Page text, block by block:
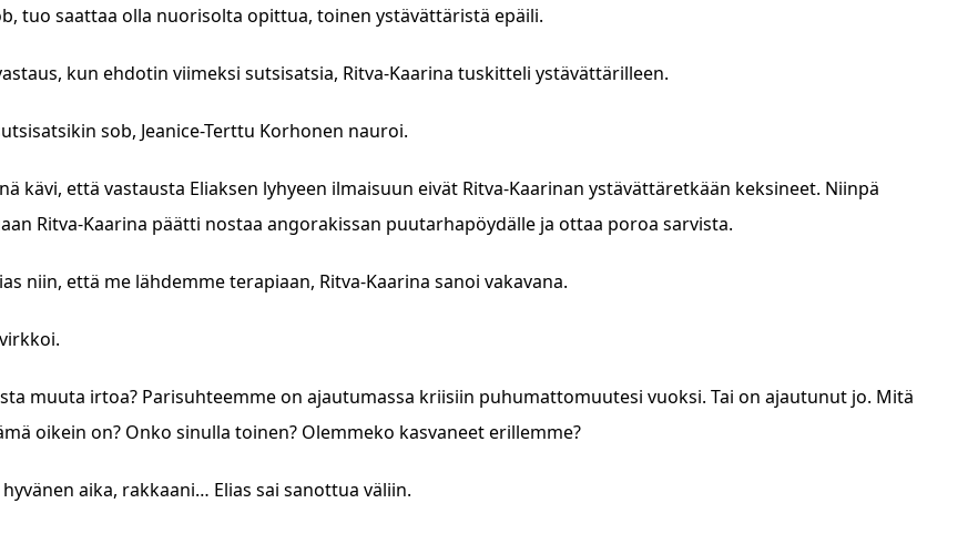
tuo saattaa olla nuorisolta opittua, toinen ystävättäristä epäili.
kun ehdotin viimeksi sutsisatsia, Ritva-Kaarina tuskitteli ystävättärilleen.
sob, Jeanice-Terttu Korhonen nauroi.
kävi, että vastausta Eliaksen lyhyeen ilmaisuun eivät Ritva-Kaarinan ystävättäretkään keksineet. Niinpä
Ritva-Kaarina päätti nostaa angorakissan puutarhapöydälle ja ottaa poroa sarvista.
niin, että me lähdemme terapiaan, Ritva-Kaarina sanoi vakavana.
muuta irtoa? Parisuhteemme on ajautumassa kriisiin puhumattomuutesi vuoksi. Tai on ajautunut jo. Mitä
oikein on? Onko sinulla toinen? Olemmeko kasvaneet erillemme?
hyvänen aika, rakkaani… Elias sai sanottua väliin.